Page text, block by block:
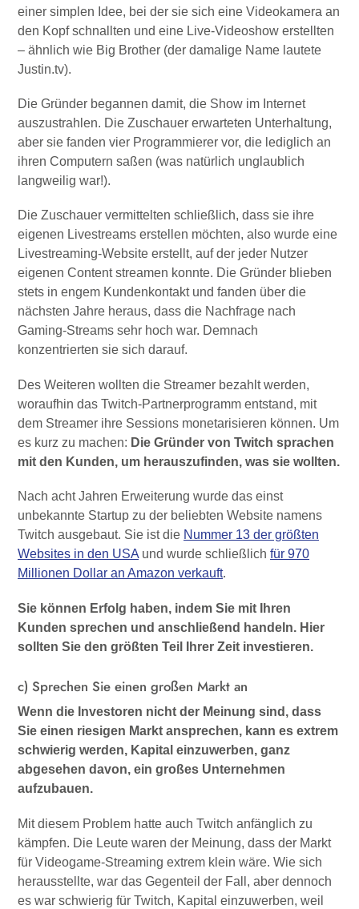
einer simplen Idee, bei der sie sich eine Videokamera an
den Kopf schnallten und eine Live-Videoshow erstellten
– ähnlich wie Big Brother (der damalige Name lautete
Justin.tv).
Die Gründer begannen damit, die Show im Internet
auszustrahlen. Die Zuschauer erwarteten Unterhaltung,
aber sie fanden vier Programmierer vor, die lediglich an
ihren Computern saßen (was natürlich unglaublich
langweilig war!).
Die Zuschauer vermittelten schließlich, dass sie ihre
eigenen Livestreams erstellen möchten, also wurde eine
Livestreaming-Website erstellt, auf der jeder Nutzer
eigenen Content streamen konnte. Die Gründer blieben
stets in engem Kundenkontakt und fanden über die
nächsten Jahre heraus, dass die Nachfrage nach
Gaming-Streams sehr hoch war. Demnach
konzentrierten sie sich darauf.
Des Weiteren wollten die Streamer bezahlt werden,
woraufhin das Twitch-Partnerprogramm entstand, mit
dem Streamer ihre Sessions monetarisieren können. Um
es kurz zu machen: Die Gründer von Twitch sprachen
mit den Kunden, um herauszufinden, was sie wollten.
Nach acht Jahren Erweiterung wurde das einst
unbekannte Startup zu der beliebten Website namens
Twitch ausgebaut. Sie ist die Nummer 13 der größten
Websites in den USA und wurde schließlich für 970
Millionen Dollar an Amazon verkauft.
Sie können Erfolg haben, indem Sie mit Ihren
Kunden sprechen und anschließend handeln. Hier
sollten Sie den größten Teil Ihrer Zeit investieren.
c) Sprechen Sie einen großen Markt an
Wenn die Investoren nicht der Meinung sind, dass
Sie einen riesigen Markt ansprechen, kann es extrem
schwierig werden, Kapital einzuwerben, ganz
abgesehen davon, ein großes Unternehmen
aufzubauen.
Mit diesem Problem hatte auch Twitch anfänglich zu
kämpfen. Die Leute waren der Meinung, dass der Markt
für Videogame-Streaming extrem klein wäre. Wie sich
herausstellte, war das Gegenteil der Fall, aber dennoch
es war schwierig für Twitch, Kapital einzuwerben, weil